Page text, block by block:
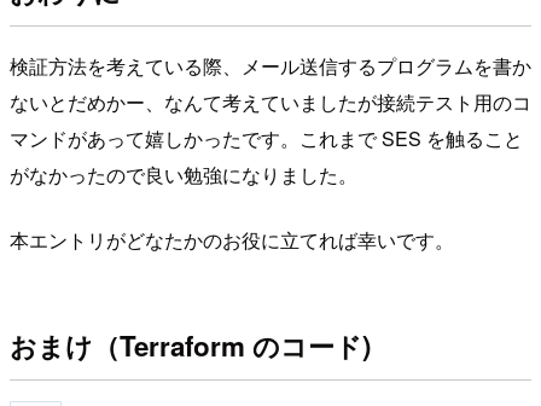
検証方法を考えている際、メール送信するプログラムを書か
ないとだめかー、なんて考えていましたが接続テスト用のコ
マンドがあって嬉しかったです。これまで SES を触ること
がなかったので良い勉強になりました。
本エントリがどなたかのお役に立てれば幸いです。
おまけ（Terraform のコード)